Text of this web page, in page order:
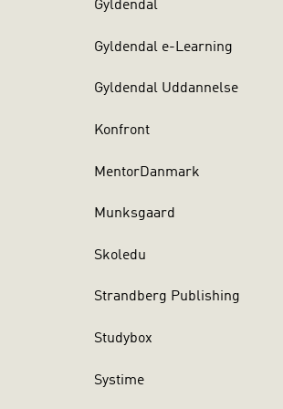
vis i
Gyldendal
Gyldendal e-Learning
Gyldendal Uddannelse
Konfront
MentorDanmark
Munksgaard
Skoledu
Strandberg Publishing
Studybox
Systime